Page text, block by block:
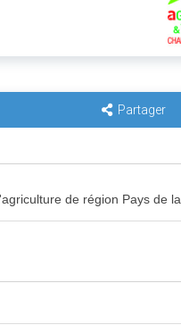
Partager
de région Pays de la